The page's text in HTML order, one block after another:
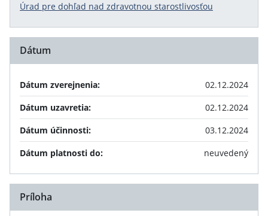
Úrad pre dohľad nad zdravotnou starostlivosťou
Dátum
Dátum zverejnenia:
02.12.2024
Dátum uzavretia:
02.12.2024
Dátum účinnosti:
03.12.2024
Dátum platnosti do:
neuvedený
Príloha